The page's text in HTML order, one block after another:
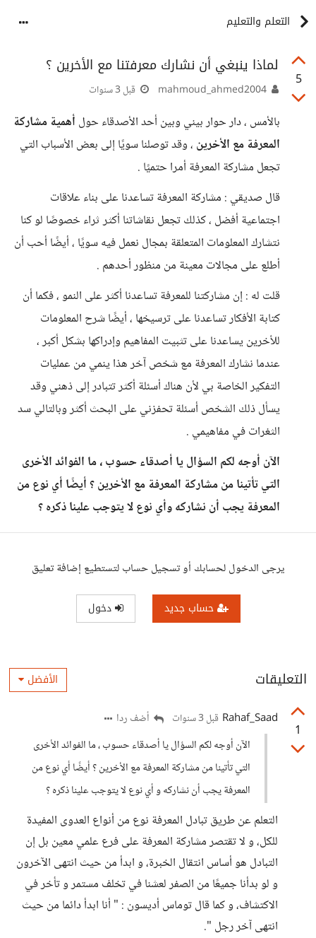
التعلم والتعليم
5
لماذا ينبغي أن نشارك معرفتنا مع الأخرين ؟
قبل 3 سنوات
بالأمس ، دار حوار بيني وبين أحد الأصدقاء حول أهمية مشاركة
المعرفة مع الأخرين ، وقد توصلنا سويًا إلى بعض الأسباب التي
تجعل مشاركة المعرفة أمرا حتميًا .
قال صديقي : مشاركة المعرفة تساعدنا على بناء علاقات
اجتماعية أفضل ، كذلك تجعل نقاشاتنا أكثر ثراء خصوصًا لو كنا
نتشارك المعلومات المتعلقة بمجال نعمل فيه سويًا ، أيضًا أحب أن
أطلع على مجالات معينة من منظور أحدهم .
قلت له : إن مشاركتنا للمعرفة تساعدنا أكثر على النمو ، فكما أن
كتابة الأفكار تساعدنا على ترسيخها ، أيضًا شرح المعلومات
للأخرين يساعدنا على تثبيت المفاهيم وإدراكها بشكل أكبر ،
عندما نشارك المعرفة مع شخص آخر هذا ينمي من عمليات
التفكير الخاصة بي لأن هناك أسئلة أكثر تتبادر إلى ذهني وقد
يسأل ذلك الشخص أسئلة تحفزني على البحث أكثر وبالتالي سد
الثغرات في مفاهيمي .
الآن أوجه لكم السؤال يا أصدقاء حسوب ، ما الفوائد الأخرى
التي تأتينا من مشاركة المعرفة مع الأخرين ؟ أيضًا أي نوع من
المعرفة يجب أن نشاركه وأي نوع لا يتوجب علينا ذكره ؟
يرجى الدخول لحسابك أو تسجيل حساب لتستطيع إضافة تعليق
حساب جديد دخول
التعليقات الأفضل
1
Rahaf_Saad قبل 3 سنوات
أضف ردا
الآن أوجه لكم السؤال يا أصدقاء حسوب ، ما الفوائد الأخرى
التي تأتينا من مشاركة المعرفة مع الأخرين ؟ أيضًا أي نوع من
المعرفة يجب أن نشاركه و أي نوع لا يتوجب علينا ذكره ؟
التعلم عن طريق تبادل المعرفة نوع من أنواع العدوى المفيدة
للكل، و لا تقتصر مشاركة المعرفة على فرع علمي معين بل إن
التبادل هو أساس انتقال الخبرة، و ابدأ من حيث انتهى الآخرون
و لو بدأنا جميعًا من الصفر لعشنا في تخلف مستمر و تأخر في
الاكتشاف، و كما قال توماس أديسون : " أنا ابدأ دائما من حيث
انتهى آخر رجل ".